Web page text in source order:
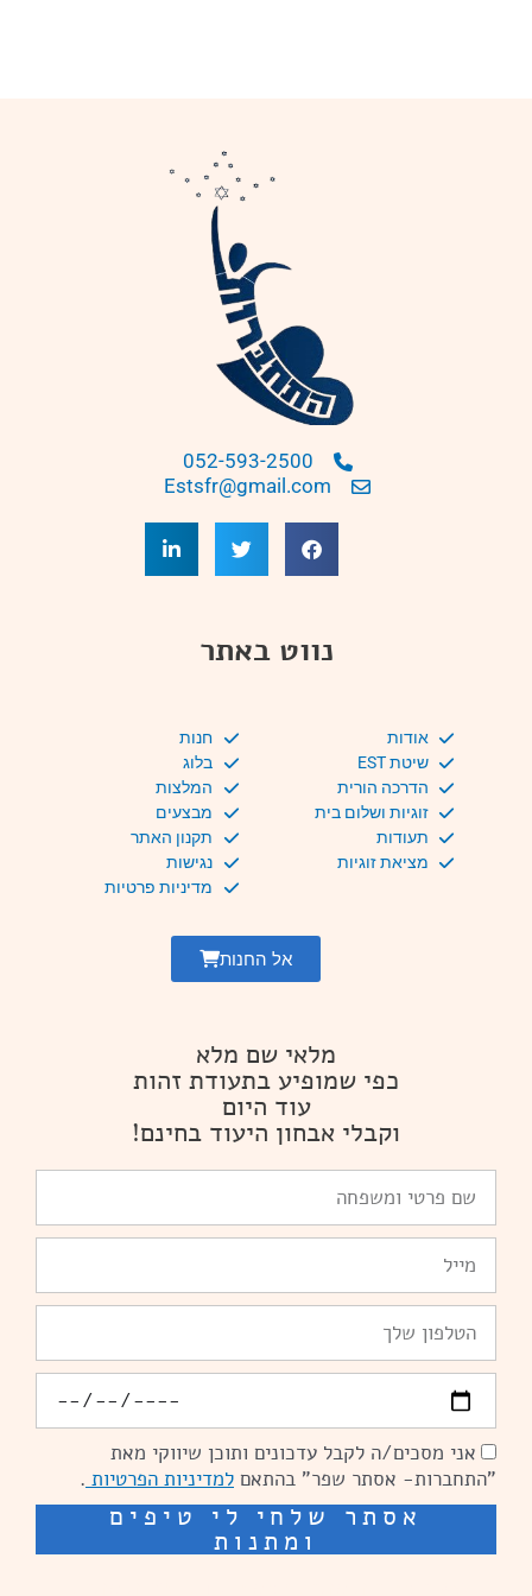
052-593-2500
Estsfr@gmail.com
נווט באתר
אודות
שיטת EST
הדרכה הורית
זוגיות ושלום בית
תעודות
מציאת זוגיות
חנות
בלוג
המלצות
מבצעים
תקנון האתר
נגישות
מדיניות פרטיות
אל החנות
מלאי שם מלא
כפי שמופיע בתעודת זהות
עוד היום
וקבלי אבחון היעוד בחינם!
פרטי
ומשפחה
הסכמהאני מסכים/ה לקבל עדכונים ותוכן שיווקי מאת
"התחברות- אסתר שפר" בהתאם למדיניות הפרטיות .
אסתר שלחי לי טיפים
ומתנות